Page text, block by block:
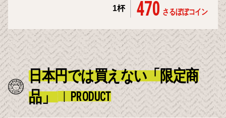
1杯 470 さるぼぼコイン
日本円では買えない「限定商
品」
PRODUCT